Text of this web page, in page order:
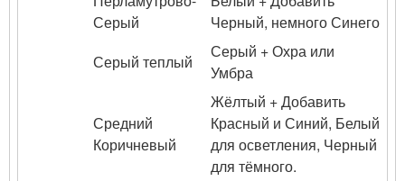
Серый
Черный, немного Синего
Серый теплый
Серый + Охра или
Умбра
Средний
Коричневый
Жёлтый + Добавить
Красный и Синий, Белый
для осветления, Черный
для тёмного.